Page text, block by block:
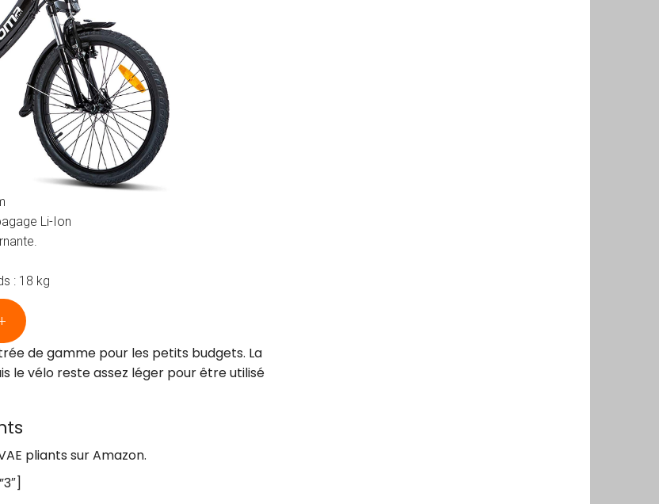
Li-Ion
: 18 kg
de gamme pour les petits budgets. La
le vélo reste assez léger pour être utilisé
pliants sur Amazon.